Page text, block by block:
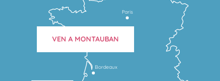
Bordeaux
Paris
VEN A MONTAUBAN